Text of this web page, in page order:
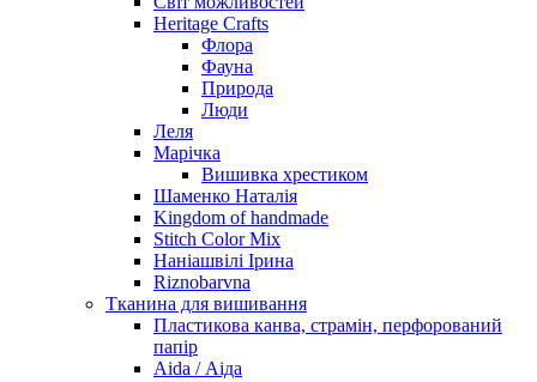
Heritage Crafts
Флора
Фауна
Природа
Люди
Леля
Марічка
Вишивка хрестиком
Шаменко Наталія
Kingdom of handmade
Stitch Color Mix
Наніашвілі Ірина
Riznobarvna
Тканина для вишивання
Пластикова канва, страмін, перфорований
папір
Aida / Аіда